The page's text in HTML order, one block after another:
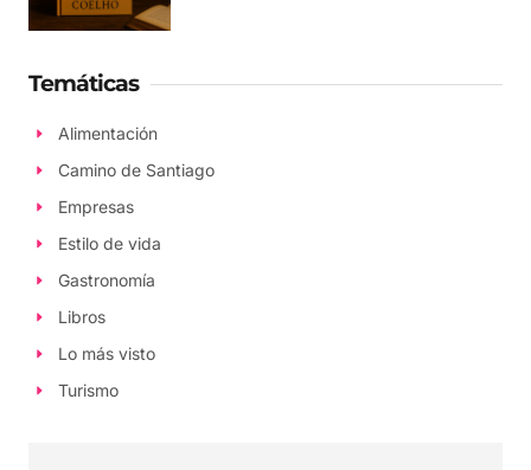
Temáticas
Alimentación
Camino de Santiago
Empresas
Estilo de vida
Gastronomía
Libros
Lo más visto
Turismo